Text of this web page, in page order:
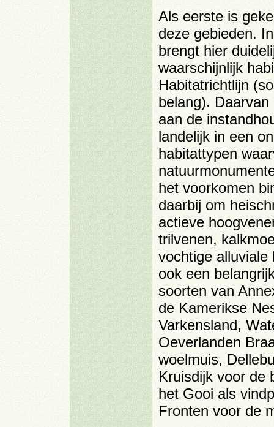
Als eerste is
deze gebieden.
brengt hier
waarschijnlijk
Habitatrichtlijn
belang).
aan de
landelijk in een
habitattypen
het voorkomen
daarbij om
actieve
trilvenen,
vochtige alluviale
ook een
soorten van
de Kamerikse
Varkensland,
Oeverlanden
woelmuis,
Kruisdijk voor de
het Gooi als
Fronten voor de